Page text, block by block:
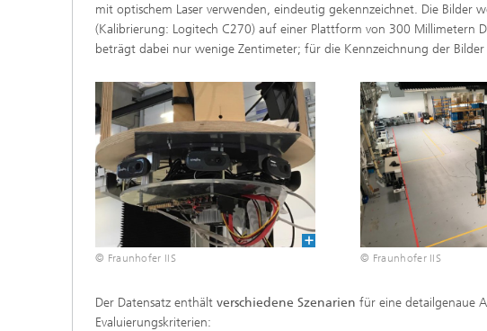
mit optischem Laser verwenden, eindeutig gekennzeichnet. Die Bilder
(Kalibrierung: Logitech C270) auf einer Plattform von 300 Millimetern
beträgt dabei nur wenige Zentimeter; für die Kennzeichnung der
© Fraunhofer IIS © Fraunhofer IIS
Der Datensatz enthält verschiedene Szenarien für eine detailgenaue
Evaluierungskriterien: